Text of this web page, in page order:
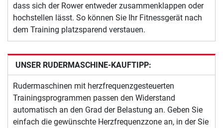
dass sich der Rower entweder zusammenklappen oder
hochstellen lässt. So können Sie Ihr Fitnessgerät nach
dem Training platzsparend verstauen.
UNSER RUDERMASCHINE-KAUFTIPP:
Rudermaschinen mit herzfrequenzgesteuerten
Trainingsprogrammen passen den Widerstand
automatisch an den Grad der Belastung an. Geben Sie
einfach die gewünschte Herzfrequenzzone an, in der Sie